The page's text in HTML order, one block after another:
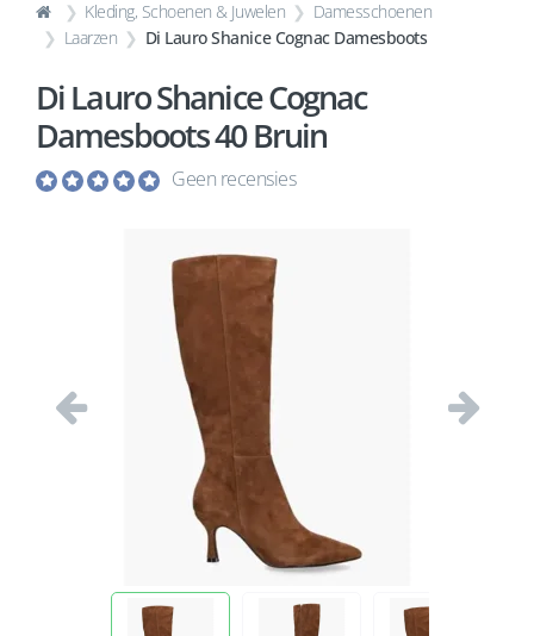
Kleding, Schoenen & Juwelen
Damesschoenen
Laarzen
Di Lauro Shanice Cognac Damesboots
Di Lauro Shanice Cognac
Damesboots 40 Bruin
Geen recensies
Vorige